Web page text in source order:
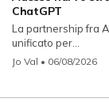
ChatGPT
La partnership fra
unificato per...
Jo Val • 06/08/2026